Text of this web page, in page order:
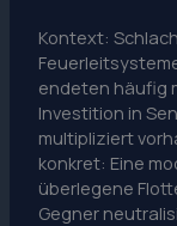
Kontext:
endeten häufig
Investition in
multipliziert
konkret: Eine
überlegene
Gegner